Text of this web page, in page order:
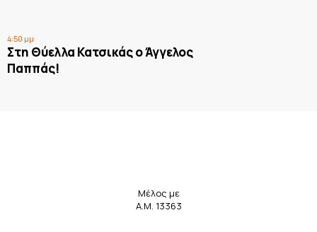
4:50 μμ
Στη Θύελλα Κατσικάς ο Άγγελος
Παππάς!
Μέλος με
Α.Μ. 13363